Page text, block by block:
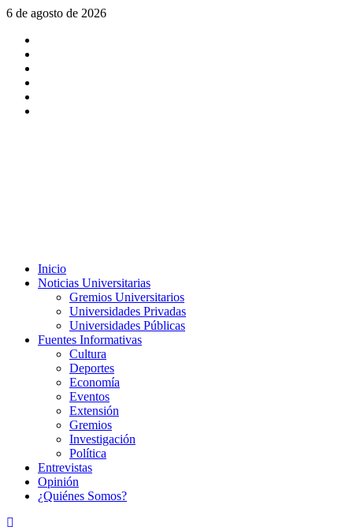
Saltar
contenido
6 de agosto de 2026
Menú
principal
Inicio
Noticias Universitarias
Gremios Universitarios
Universidades Privadas
Universidades Públicas
Fuentes Informativas
Cultura
Deportes
Economía
Eventos
Extensión
Gremios
Investigación
Política
Entrevistas
Opinión
¿Quiénes Somos?